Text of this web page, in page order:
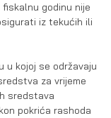
godinu nije
iz tekućih ili
u kojoj se održavaju
za vrijeme
sredstava
pokrića rashoda